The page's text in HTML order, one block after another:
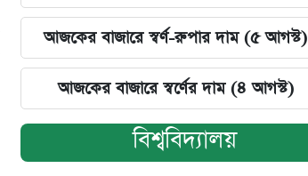
আজকের বাজারে স্বর্ণ-রুপার দাম (৫ আগস্ট)
আজকের বাজারে স্বর্ণের দাম (৪ আগস্ট)
বিশ্ববিদ্যালয়